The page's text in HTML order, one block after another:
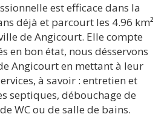
est efficace dans la
déjà et parcourt les 4.96 km²
de Angicourt. Elle compte
en bon état, nous désservons
Angicourt en mettant à leur
à savoir : entretien et
septiques, débouchage de
WC ou de salle de bains.